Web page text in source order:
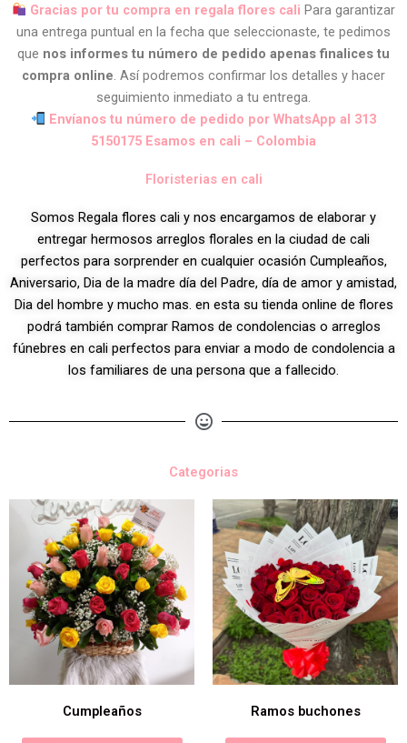
Gracias por tu compra en regala flores caliPara garantizar
una entrega puntual en la fecha que seleccionaste, te pedimos
que nos informes tu número de pedido apenas finalices tu
compra online. Así podremos confirmar los detalles y hacer
seguimiento inmediato a tu entrega.
Envíanos tu número de pedido por WhatsApp al 313
5150175 Esamos en cali – Colombia
Floristerias en cali
Somos Regala flores cali y nos encargamos de elaborar y
entregar hermosos arreglos florales en la ciudad de cali
perfectos para sorprender en cualquier ocasión Cumpleaños,
Aniversario, Dia de la madre día del Padre, día de amor y amistad,
Dia del hombre y mucho mas. en esta su tienda online de flores
podrá también comprar Ramos de condolencias o arreglos
fúnebres en cali perfectos para enviar a modo de condolencia a
los familiares de una persona que a fallecido.
Categorias
Cumpleaños Ramos buchones